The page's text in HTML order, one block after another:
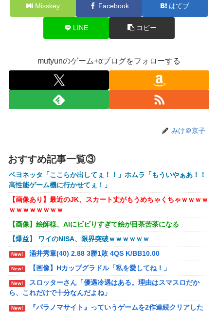
New!
【艦これ】今から提督に着任するなら皆吹雪初期艦な
【悲報】風俗嬢やってる女の末路ｗｗｗｗｗｗｗｗｗ
【警告】社会人「スムージーにキウイ皮ごと入れよ。
これ美容にいいんだよね〜」→ 結果…
定！クロロの演劇のせいで2人も無駄死ににwwww
New!
オコエ瑠偉、メキシコに渡って2球団を即クビ→SNS
更新が3ヶ月間止まって消息不明に
New!
町の弁当屋「申し訳ないが消費税1%になったらその
分商品代を値上げするわ」
New!
パパ活不倫を暴露された大物芸人さん(63)、晒された
LINEが面白すぎるｗｗｗｗｗｗｗｗｗ(画像ｱﾘ)
New! 【悲報】黒人、卑怯すぎて炎上するｗｗｗｗ
New!
【悲報】有名漫画家、がんを公表「大腸癌になってし
まいました。肝臓に転移も見られてステージ4です」
New!
【ROBOT魂】 88,000のミーティアが二次も即完売な
の大人気すぎる…
Misskey Facebook はてブ
LINE コピー
mutyunのゲーム+αブログをフォローする
みけ＠京子
おすすめ記事一覧③
ベヨネッタ「ここらか出してぇ！！」ホムラ「もういやぁあ！！
高性能ゲーム機に行かせてぇ！」
【画像あり】最近のJK、スカート丈がもうめちゃくちゃｗｗｗｗ
ｗｗｗｗｗｗｗｗ
【画像】絵師様、AIにビビりすぎて絵が目茶苦茶になる
【爆益】 ワイのNISA、限界突破ｗｗｗｗｗｗ
New! 涌井秀章(40) 2.88 3勝1敗 4QS K/BB10.00
New! 【画像】Hカップグラドル「私を愛してね！」
New!
スロッターさん「優遇冷遇はある。理由はスマスロだか
ら、これだけで十分なんだよね」
New! 『パラノマサイト』っていうゲームを2作連続クリアした